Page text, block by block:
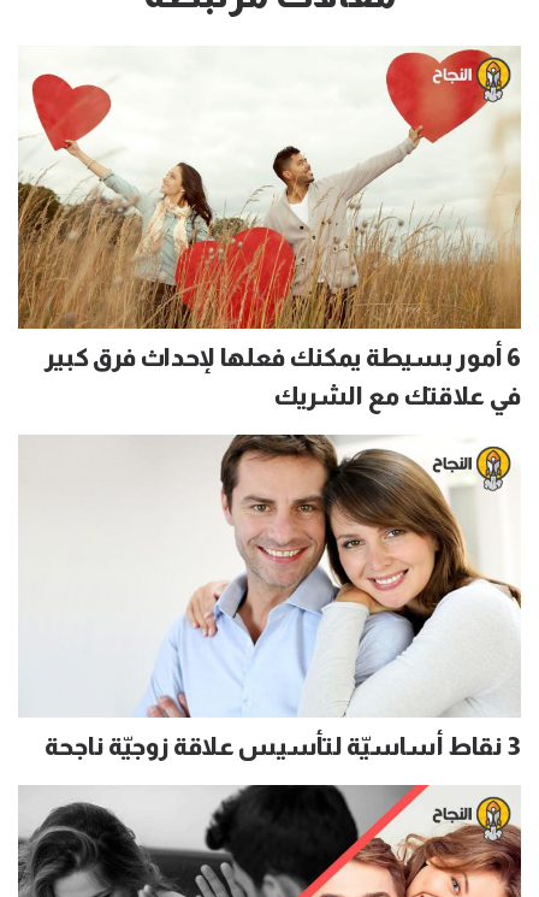
6 أمور بسيطة يمكنك فعلها لإحداث فرق كبير
في علاقتك مع الشريك
3 نقاط أساسيّة لتأسيس علاقة زوجيّة ناجحة